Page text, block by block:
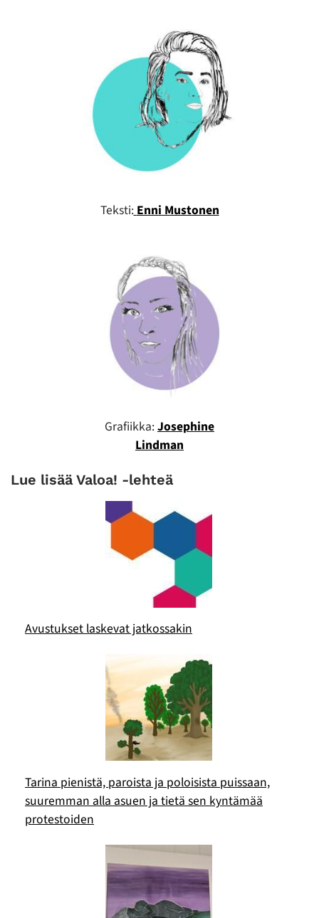
Teksti:Enni Mustonen
Grafiikka:Josephine
Lindman
Lue lisää Valoa! -lehteä
Avustukset laskevat jatkossakin
Tarina pienistä, paroista ja poloisista puissaan,
suuremman alla asuen ja tietä sen kyntämää
protestoiden